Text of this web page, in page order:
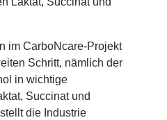
im CarboNcare-Projekt
Schritt, nämlich der
in wichtige
Succinat und
die Industrie